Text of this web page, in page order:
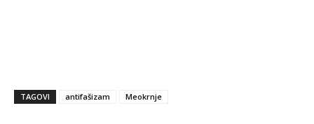
TAGOVI antifašizam Meokrnje